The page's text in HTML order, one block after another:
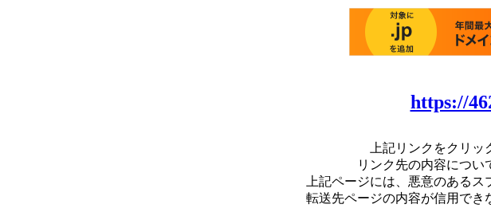
https://
上記リンクをクリ
リンク先の内容につい
上記ページには、悪意のある
転送先ページの内容が信用でき